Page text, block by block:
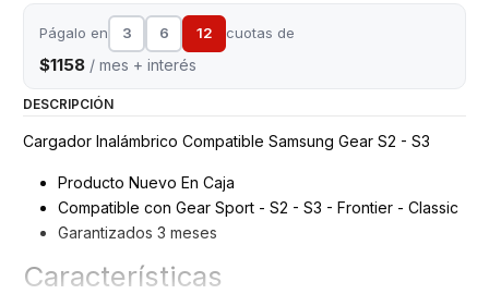
Págalo en 3 6 12 cuotas de
$1158 / mes + interés
DESCRIPCIÓN
Cargador Inalámbrico Compatible Samsung Gear S2 - S3
Producto Nuevo En Caja
Compatible con Gear Sport - S2 - S3 - Frontier - Classic
Garantizados 3 meses
Características